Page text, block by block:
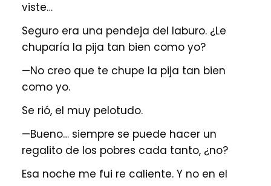
viste…
Seguro era una pendeja del laburo. ¿Le
chuparía la pija tan bien como yo?
—No creo que te chupe la pija tan bien
como yo.
Se rió, el muy pelotudo.
—Bueno… siempre se puede hacer un
regalito de los pobres cada tanto, ¿no?
Esa noche me fui re caliente. Y no en el